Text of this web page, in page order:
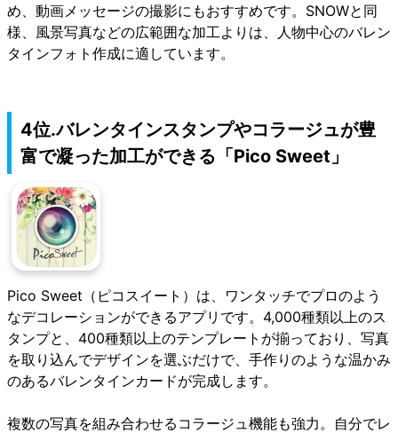
め、動画メッセージの撮影にもおすすめです。SNOWと同
様、風景写真などの広範囲な加工よりは、人物中心のバレン
タインフォト作成に適しています。
4位.バレンタインスタンプやコラージュが豊
富で凝った加工ができる「Pico Sweet」
Pico Sweet（ピコスイート） は、ワンタッチでプロのよう
なデコレーションができるアプリです。4,000種類以上のス
タンプと、400種類以上のテンプレートが揃っており、写真
を取り込んでデザインを選ぶだけで、手作りのような温かみ
のあるバレンタインカードが完成します。
複数の写真を組み合わせるコラージュ機能も強力。自分でレ